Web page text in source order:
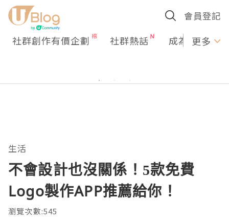
會員登記
社群創作有價企劃 社群熱話 成為U更多
生活
不會設計也沒關係！5款免費
Logo製作APP推薦給你！
瀏覽次數:545